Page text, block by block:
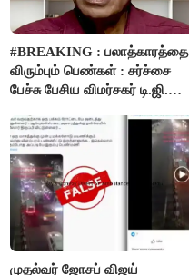
#BREAKING : பலாத்காரத்தை
விரும்பும் பெண்கள் : சர்ச்சை
பேச்சு பேசிய விமர்சகர் டி.ஜி.
முதல்வர் ஜோசப் விஜய்